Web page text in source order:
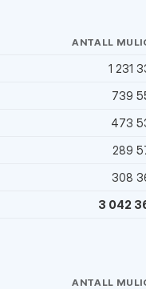
ANTALL
1 231
739
473
289
308
3 042
ANTALL